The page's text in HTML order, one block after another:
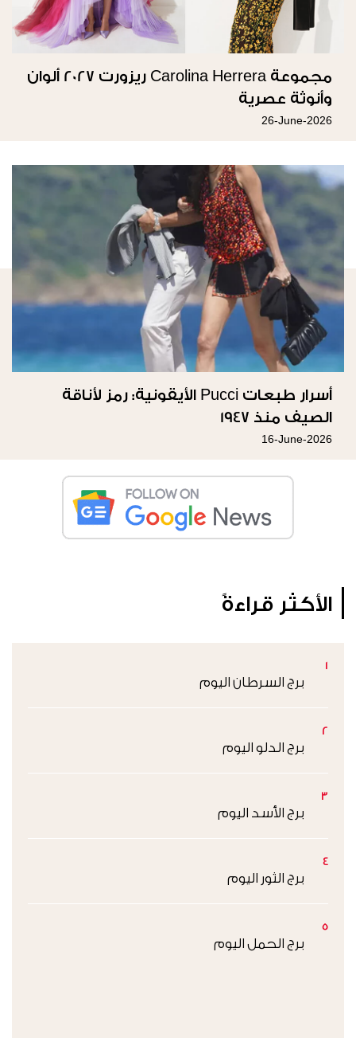
مجموعة Carolina Herrera ريزورت 2027 ألوان
وأنوثة عصرية
26-June-2026
أسرار طبعات Pucci الأيقونية: رمز لأناقة
الصيف منذ 1947
16-June-2026
الأكثر قراءةً
1
برج السرطان اليوم
2
برج الدلو اليوم
3
برج الأسد اليوم
4
برج الثور اليوم
5
برج الحمل اليوم